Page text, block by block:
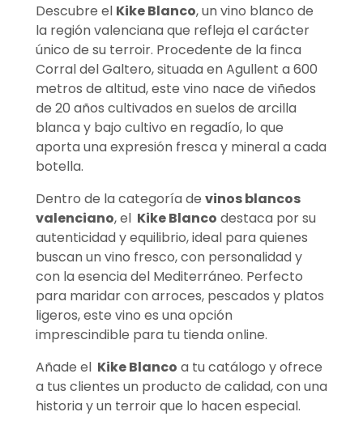
Descubre el Kike Blanco, un vino blanco de
la región valenciana que refleja el carácter
único de su terroir. Procedente de la finca
Corral del Galtero, situada en Agullent a 600
metros de altitud, este vino nace de viñedos
de 20 años cultivados en suelos de arcilla
blanca y bajo cultivo en regadío, lo que
aporta una expresión fresca y mineral a cada
botella.
Dentro de la categoría de vinos blancos
valenciano, el Kike Blanco destaca por su
autenticidad y equilibrio, ideal para quienes
buscan un vino fresco, con personalidad y
con la esencia del Mediterráneo. Perfecto
para maridar con arroces, pescados y platos
ligeros, este vino es una opción
imprescindible para tu tienda online.
Añade el Kike Blanco a tu catálogo y ofrece
a tus clientes un producto de calidad, con una
historia y un terroir que lo hacen especial.